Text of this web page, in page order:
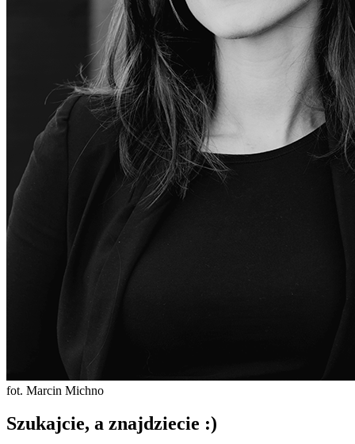
fot. Marcin Michno
Szukajcie, a znajdziecie :)